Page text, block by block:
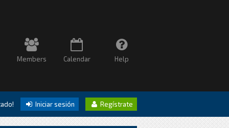
Members Calendar Help
Iniciar sesión Regístrate